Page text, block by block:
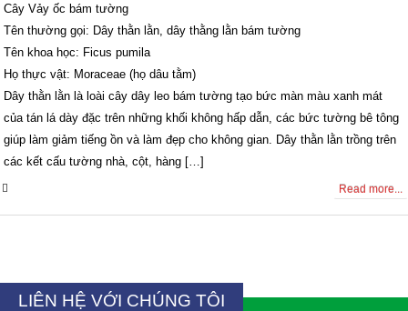
Cây Vảy ốc bám tường
Tên thường gọi: Dây thằn lằn, dây thằng lằn bám tường
Tên khoa học: Ficus pumila
Họ thực vật: Moraceae (họ dâu tằm)
Dây thằn lằn là loài cây dây leo bám tường tạo bức màn màu xanh mát
của tán lá dày đặc trên những khối không hấp dẫn, các bức tường bê tông
giúp làm giảm tiếng ồn và làm đẹp cho không gian. Dây thằn lằn trồng trên
các kết cấu tường nhà, cột, hàng […]
Read more...
LIÊN HỆ VỚI CHÚNG TÔI